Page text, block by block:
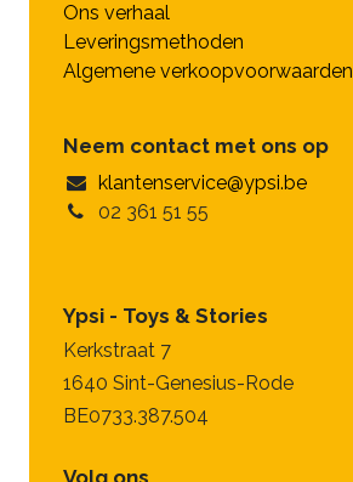
Ons verhaal
Leveringsmethoden
Algemene verkoopvoorwaarden
Neem contact met ons op
klantenservice@ypsi.be
02 361 51 55
Ypsi - Toys & Stories
Kerkstraat 7
1640 Sint-Genesius-Rode
BE0733.387.504
Volg ons